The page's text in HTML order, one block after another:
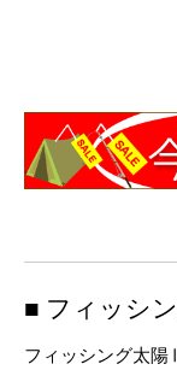
■ フィッシ
フィッシング太